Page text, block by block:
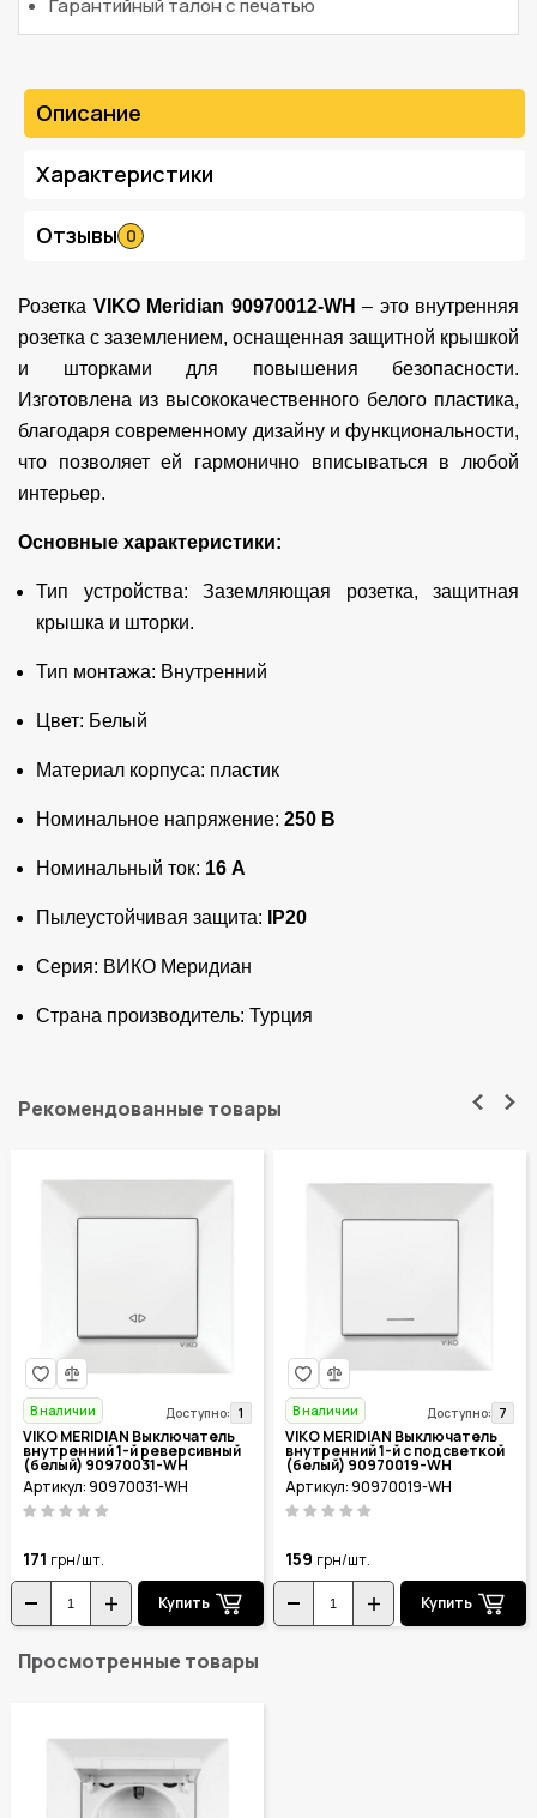
Гарантийный талон с печатью
Описание
Характеристики
Отзывы 0
Розетка VIKO Meridian 90970012-WH – это внутренняя
розетка с заземлением, оснащенная защитной крышкой
и шторками для повышения безопасности.
Изготовлена ​​из высококачественного белого пластика,
благодаря современному дизайну и функциональности,
что позволяет ей гармонично вписываться в любой
интерьер.
Основные характеристики:
Тип устройства: Заземляющая розетка, защитная
крышка и шторки.
Тип монтажа: Внутренний
Цвет: Белый
Материал корпуса: пластик
Номинальное напряжение: 250 В
Номинальный ток: 16 А
Пылеустойчивая защита: IP20
Серия: ВИКО Меридиан
Страна производитель: Турция
Рекомендованные товары
В наличии Доступно: 1
VIKO MERIDIAN Выключатель
внутренний 1-й реверсивный
(белый) 90970031-WH
Артикул: 90970031-WH
171 грн/шт.
Купить
В наличии Доступно: 7
VIKO MERIDIAN Выключатель
внутренний 1-й с подсветкой
(белый) 90970019-WH
Артикул: 90970019-WH
159 грн/шт.
Купить
Просмотренные товары